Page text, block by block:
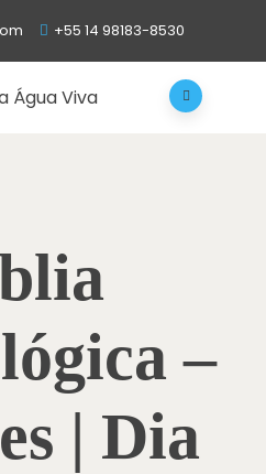
+55 14 98183-8530
–
| Dia